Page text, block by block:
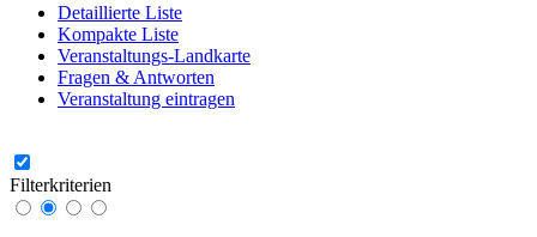
Detaillierte Liste
Kompakte Liste
Veranstaltungs-Landkarte
Fragen & Antworten
Veranstaltung eintragen
Filterkriterien